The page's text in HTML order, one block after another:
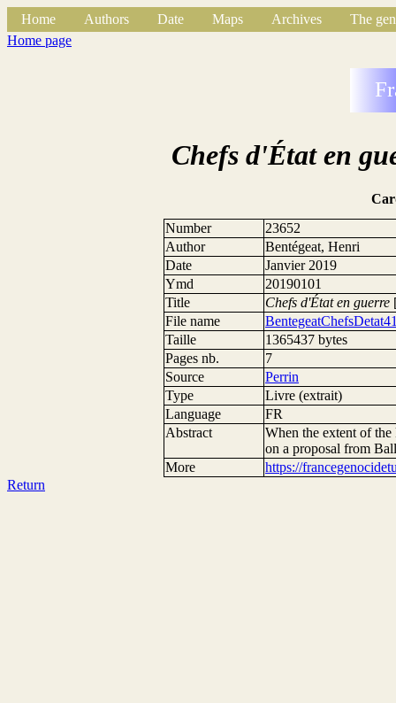
Home Authors Date Maps Archives
The
Home page
Chefs d'État en
Number
23652
Author
Bentégeat, Henri
Date
Janvier 2019
Ymd
20190101
Title
Chefs d'État en guerre
File name
Taille
1365437 bytes
Pages nb.
7
Source
Perrin
Type
Livre (extrait)
Language
FR
Abstract
When the extent of
on a proposal from
More
https://
Return